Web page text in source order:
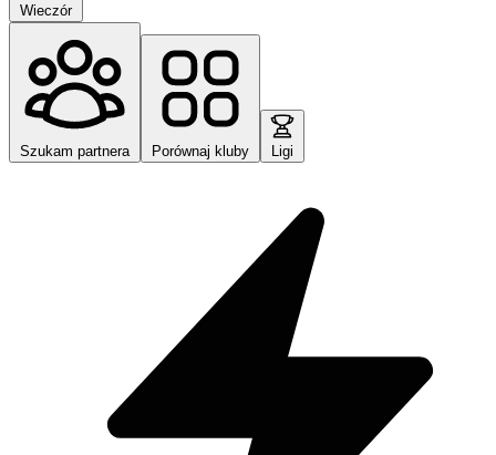
Wieczór
Szukam partnera Porównaj kluby Ligi